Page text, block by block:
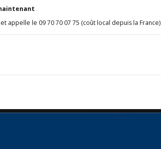
appelle le 09 70 70 07 75 (coût local depuis la France)